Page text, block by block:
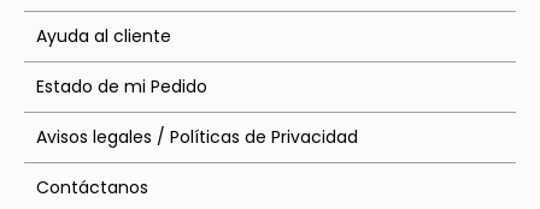
Ayuda al cliente
Estado de mi Pedido
Avisos legales / Políticas de Privacidad
Contáctanos